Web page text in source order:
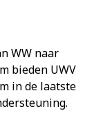
WW naar
bieden UWV
in de laatste